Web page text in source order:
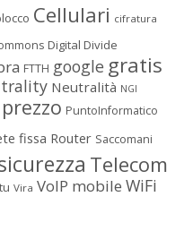
Cellulari cifratura
Digital Divide
FTTH google gratis
Neutralità NGI
prezzo PuntoInformatico
fissa Router Saccomani
Telecom
Vira VoIP mobile WiFi